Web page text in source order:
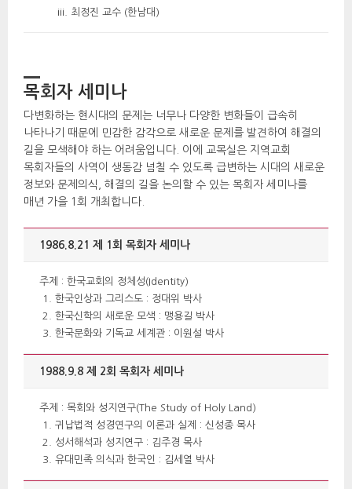
최정진 교수 (한남대)
목회자 세미나
다변화하는 현시대의 문제는 너무나 다양한 변화들이 급속히
나타나기 때문에 민감한 감각으로 새로운 문제를 발견하여 해결의
길을 모색해야 하는 어려움입니다. 이에 교목실은 지역교회
목회자들의 사역이 생동감 넘칠 수 있도록 급변하는 시대의 새로운
정보와 문제의식, 해결의 길을 논의할 수 있는 목회자 세미나를
매년 가을 1회 개최합니다.
1986.8.21 제 1회 목회자 세미나
주제 : 한국교회의 정체성(Identity)
한국인상과 그리스도 : 정대위 박사
한국신학의 새로운 모색 : 맹용길 박사
한국문화와 기독교 세계관 : 이원설 박사
1988.9.8 제 2회 목회자 세미나
주제 : 목회와 성지연구(The Study of Holy Land)
귀납법적 성경연구의 이론과 실제 : 신성종 목사
성서해석과 성지연구 : 김주경 목사
유대민족 의식과 한국인 : 김세열 박사